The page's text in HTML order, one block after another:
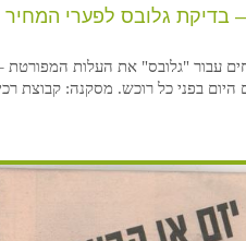
בדיקת גלובס לפערי המחיר
עבור "גלובס" את העלות
בפני כל רוכש. מסקנה: קבוצת רכישה